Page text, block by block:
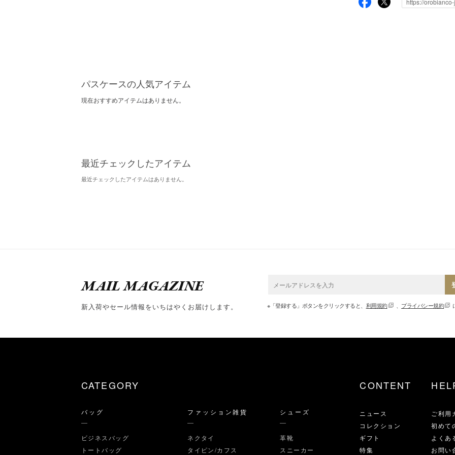
パスケースの人気アイテム
現在おすすめアイテムはありません。
最近チェックしたアイテム
最近チェックしたアイテムはありません。
MAIL MAGAZINE
新入荷やセール情報をいちはやくお届けします。 ※「登録する」ボタンをクリックすると、 利用規約 、 プライバシー規約
CATEGORY
バッグ
ビジネスバッグ
トートバッグ
ファッション雑貨
ネクタイ
タイピン/カフス
シューズ
革靴
スニーカー
CONTENT
ニュース
コレクション
ギフト
特集
ご利用
初めて
よくあ
お問い